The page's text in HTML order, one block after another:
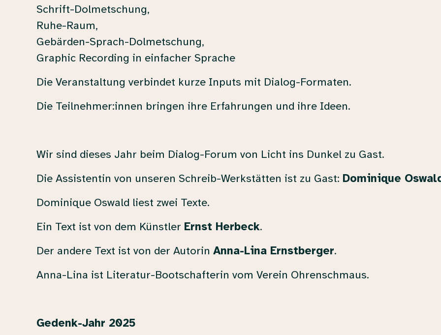
Schrift-Dolmetschung,
Ruhe-Raum,
Gebärden-Sprach-Dolmetschung,
Graphic Recording in einfacher Sprache
Die Veranstaltung verbindet kurze Inputs mit Dialog-Formaten.
Die Teilnehmer:innen bringen ihre Erfahrungen und ihre Ideen.
Wir sind dieses Jahr beim Dialog-Forum von Licht ins Dunkel zu Gast.
Die Assistentin von unseren Schreib-Werkstätten ist zu Gast: Dominique
Dominique Oswald liest zwei Texte.
Ein Text ist von dem Künstler Ernst Herbeck.
Der andere Text ist von der Autorin Anna-Lina Ernstberger.
Anna-Lina ist Literatur-Bootschafterin vom Verein Ohrenschmaus.
Gedenk-Jahr 2025